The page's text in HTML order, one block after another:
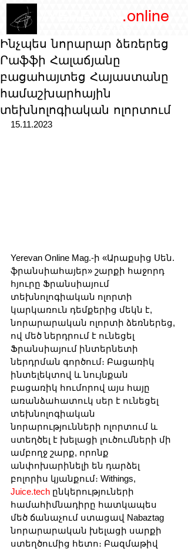
.online
Ինչպես նորարար ձեռերեց
Րաֆֆի Հալաճյանը
բացահայտեց Հայաստանը
համաշխարհային
տեխնոլոգիական ոլորտում
15.11.2023
Yerevan Online Mag.-ի «Արաքսից Սեն.
ֆրանսիահայեր» շարքի հաջորդ
հյուրը Ֆրանսիայում
տեխնոլոգիական ոլորտի
կարկառուն դեմքերից մեկն է,
նորարարական ոլորտի ձեռներեց,
ով մեծ ներդրում է ունեցել
Ֆրանսիայում ինտերնետի
ներդրման գործում։ Բացառիկ
ինտելեկտով և նույնքան
բացառիկ հումորով այս հայը
առանձահատուկ սեր է ունեցել
տեխնոլոգիական
նորարությունների ոլորտում և
ստեղծել է խելացի լուծումների մի
ամբողջ շարք, որոնք
անփոխարինելի են դարձել
բոլորիս կյանքում։ Withings,
Juice.tech ընկերություների
համահիմնադիրը հատկապես
մեծ ճանաչում ստացավ Nabaztag
նորարարական խելացի սարքի
ստեղծումից հետո։ Բազմաթիվ